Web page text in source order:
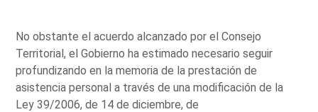
No obstante el acuerdo alcanzado por el Consejo
Territorial, el Gobierno ha estimado necesario seguir
profundizando en la memoria de la prestación de
asistencia personal a través de una modificación de la
Ley 39/2006, de 14 de diciembre, de